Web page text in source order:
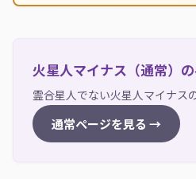
火星人マイナス（通常）
霊合星人でない火星人マイナス
通常ページを見る →